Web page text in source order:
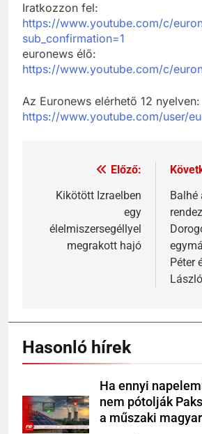
Iratkozzon fel:
https://www.youtube.com/c/
sub_confirmation=1
euronews élő:
https://www.youtube.com/c/
Az Euronews elérhető 12 nyelven:
https://www.youtube.com/user/
Előző:
Kikötött Izraelben
egy
élelmiszersegéllyel
megrakott hajó
Balhé
Péter
László
Hasonló hírek
Ha ennyi
nem pótolják
a műszaki